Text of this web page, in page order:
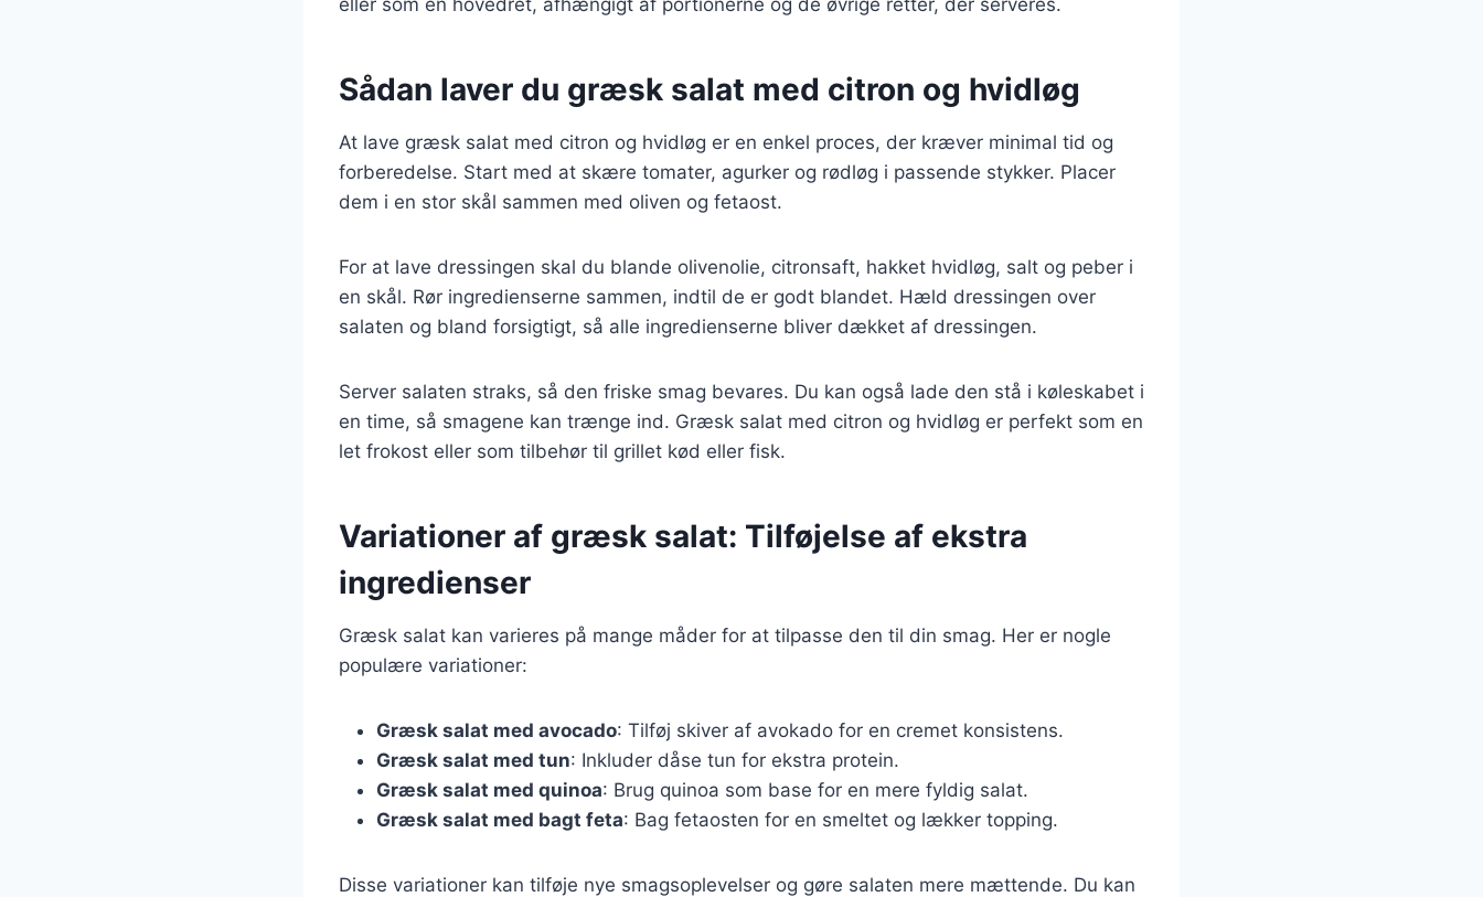
Sådan laver du græsk salat med citron og hvidløg
At lave græsk salat med citron og hvidløg er en enkel proces, der kræver minimal tid og
forberedelse. Start med at skære tomater, agurker og rødløg i passende stykker. Placer
dem i en stor skål sammen med oliven og fetaost.
For at lave dressingen skal du blande olivenolie, citronsaft, hakket hvidløg, salt og peber i
en skål. Rør ingredienserne sammen, indtil de er godt blandet. Hæld dressingen over
salaten og bland forsigtigt, så alle ingredienserne bliver dækket af dressingen.
Server salaten straks, så den friske smag bevares. Du kan også lade den stå i køleskabet i
en time, så smagene kan trænge ind. Græsk salat med citron og hvidløg er perfekt som en
let frokost eller som tilbehør til grillet kød eller fisk.
Variationer af græsk salat: Tilføjelse af ekstra
ingredienser
Græsk salat kan varieres på mange måder for at tilpasse den til din smag. Her er nogle
populære variationer:
Græsk salat med avocado: Tilføj skiver af avokado for en cremet konsistens.
Græsk salat med tun: Inkluder dåse tun for ekstra protein.
Græsk salat med quinoa: Brug quinoa som base for en mere fyldig salat.
Græsk salat med bagt feta: Bag fetaosten for en smeltet og lækker topping.
Disse variationer kan tilføje nye smagsoplevelser og gøre salaten mere mættende. Du kan